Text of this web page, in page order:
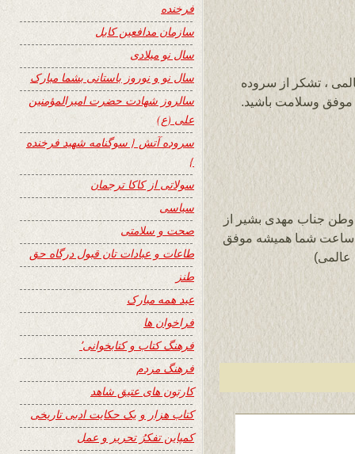
، تشکر از سروده
موفق وسلامت باشید.
جناب مهدی بشیر از
این سروده در سایت زیبا و پرمحتوای 24 ساعت شما همیشه موفق
عالمی)
فرخنده
سازمان مدافعین کابل
سال نو میلادی
سال نو و نوروز باستانی بشما مبارک
سالروز شهادت حضرت امیرالمؤمنین
علی (ع)
سروده آتش { سوگنامه شهید فرخنده
}
سولاتی از کاکا ترجمان
سیاسی
صحت و سلامتی
طاعات و عبادات تان قبول درگاه حق
طنز
عید همه مبارک
فراخوان ها
فرهنگ کتاب و کتابخوانی٬
فرهنگ مردم
کارتون های عتیق شاهد
کتاب هزار و یک حکایت ادبی تاریخی
کمپاین تفکرُ تحریر و عمل